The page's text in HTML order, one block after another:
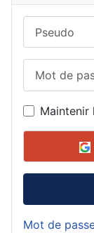
Maintenir
Mot de